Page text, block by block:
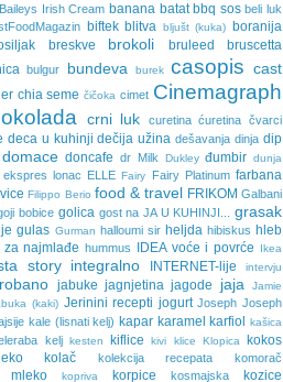
Baileys Irish Cream banana batat bbq sos beli luk
biftek blitva bljušt (kuka)
boranija
breskve brokoli bruleed
bruscetta
bulgur bundeva burek casopis cast
chia seme čičoka cimet Cinemagraph
crni luk curetina ćuretina čvarci
deca u kuhinji dečija užina dešavanja dinja dip
domace doncafe dr Milk Dukley đumbir dunja
ekspres lonac ELLE Fairy Fairy Platinum farbana
Filippo Berio food & travel FRIKOM Galbani
bobice golica gost na JA U KUHINJI... grasak
gulas Gurman halloumi sir heljda hibiskus hleb
za najmlađe hummus IDEA voće i povrće Ikea
story integralno INTERNET-lije intervju
jabuke jagnjetina jagode jaja
Jamie
(kaki) Jerinini recepti jogurt Joseph Joseph
kale (lisnati kelj) kapar karamel karfiol kašica
kelj kesten kiflice kivi klice Klopica
kokos
kolač kolekcija recepata komorač
mleko kopriva korpice kosmajska kozice